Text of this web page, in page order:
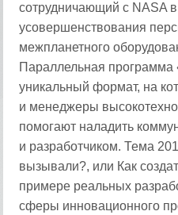
сотрудничающий с NASA
усовершенствования
межпланетного
Параллельная программа
уникальный формат, на
и менеджеры
помогают наладить
и разработчиком. Тема
вызывали?, или Как
примере реальных
сферы инновационного